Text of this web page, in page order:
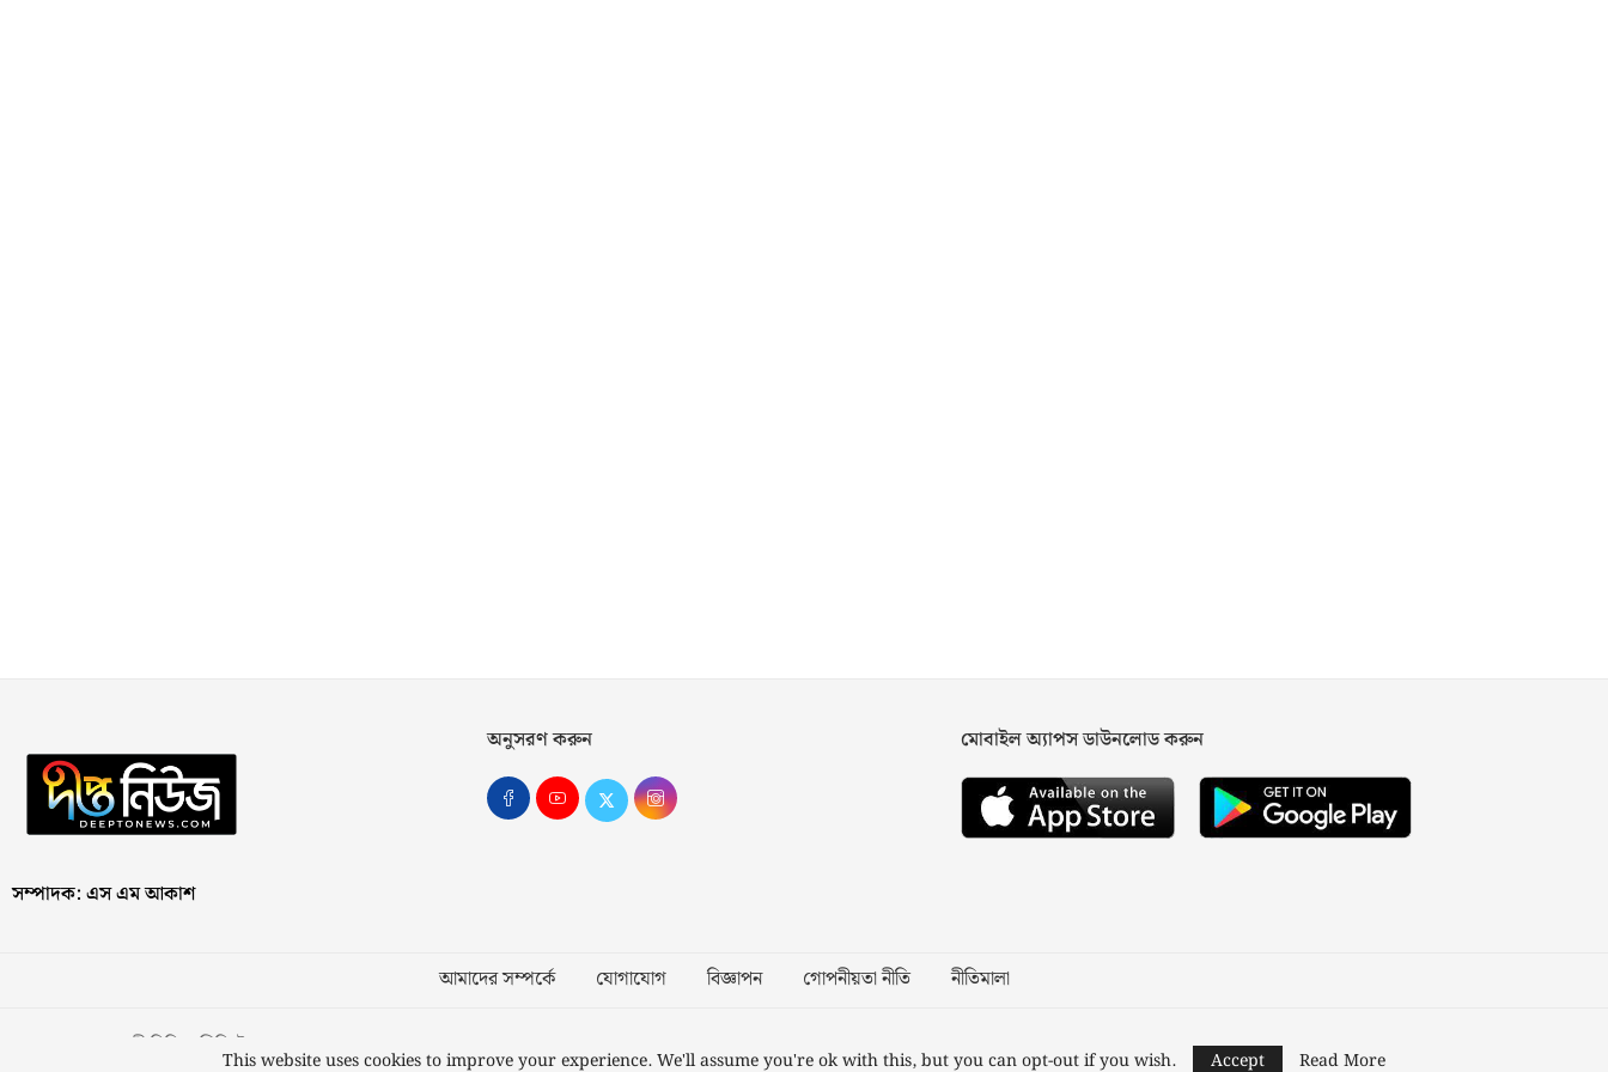
সম্পাদক: এস এম আকাশ
অনুসরণ করুন মোবাইল অ্যাপস ডাউনলোড করুন
আমাদের সম্পর্কে যোগাযোগ বিজ্ঞাপন গোপনীয়তা নীতি নীতিমালা
স্বত্ব © ২০২৩ কাজী মিডিয়া লিমিটেড Designed and Developed byNusratech Pte Ltd.
This website uses cookies to improve your experience. We'll assume you're ok with this, but you can opt-out if you wish. Accept Read More